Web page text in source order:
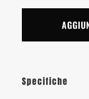
Specifiche